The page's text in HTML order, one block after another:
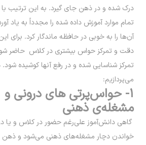
درک شده و در ذهن جای گیرد. به این ترتیب
تمام موارد آموزش داده شده را مجدداً به یاد
آن‌ها را به خوبی در حافظه ماندگار کرد. برای
دقت و تمرکز حواس بیشتری در کلاس حاضر
تمرکز شناسایی شده و در رفع آنها کوشیده
می‌پردازیم:
۱- حواس‌پرتی های درونی و
مشغله‌ی ذهنی
گاهی دانش‌آموز علی‌رغم حضور در کلاس و یا
خواندن دچار مشغله‌های ذهنی می‌شود و ذهن